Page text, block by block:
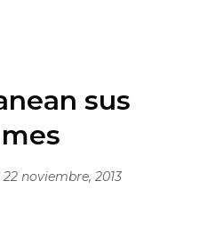
sus
22 noviembre, 2013